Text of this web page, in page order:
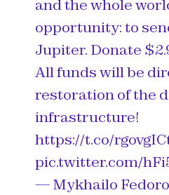
and the whole
opportunity: to
Jupiter. Donate
All funds will be
restoration of the
infrastructure!
https://t.co/
pic.twitter.com/
— Mykhailo